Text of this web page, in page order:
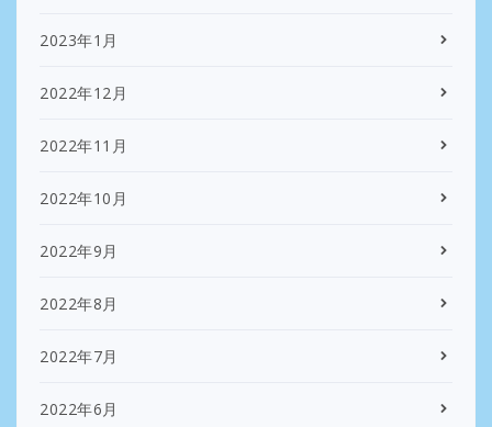
2023年1月
2022年12月
2022年11月
2022年10月
2022年9月
2022年8月
2022年7月
2022年6月